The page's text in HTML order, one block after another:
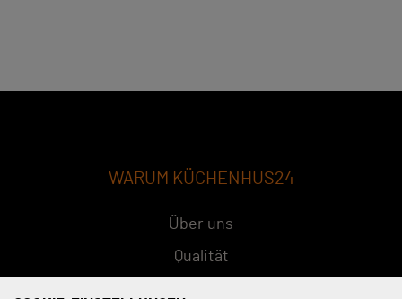
WARUM KÜCHENHUS24
Über uns
Qualität